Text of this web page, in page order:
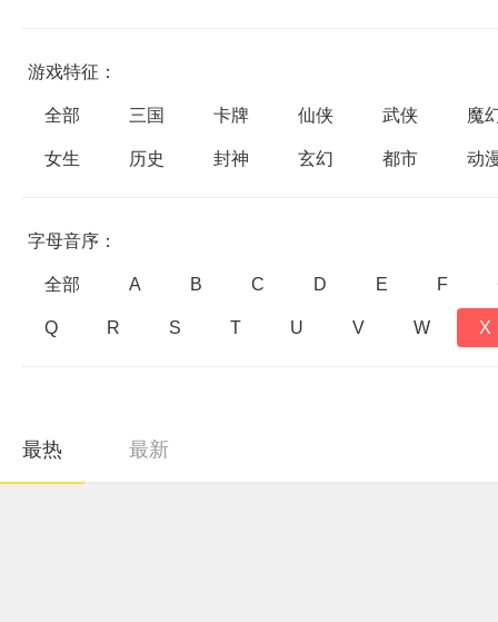
游戏特征：
全部 三国 卡牌 仙侠 武侠 魔
女生 历史 封神 玄幻 都市 动
字母音序：
全部 A B C D E F
Q R S T U V W X
最热 最新